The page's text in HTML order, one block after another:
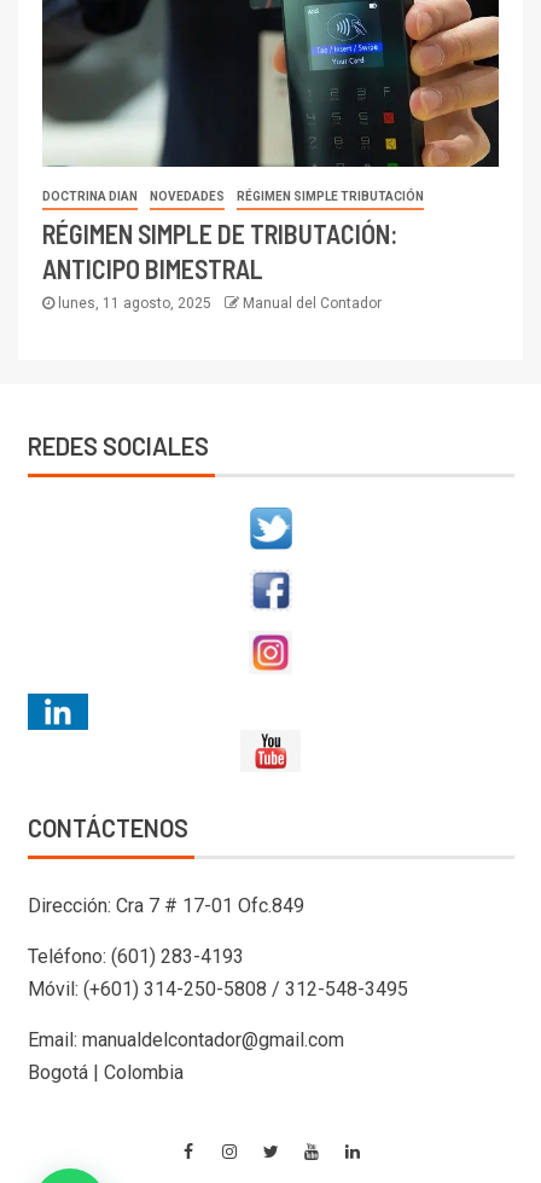
DOCTRINA DIAN NOVEDADES RÉGIMEN SIMPLE TRIBUTACIÓN
RÉGIMEN SIMPLE DE TRIBUTACIÓN:
ANTICIPO BIMESTRAL
lunes, 11 agosto, 2025 Manual del Contador
REDES SOCIALES
CONTÁCTENOS
Dirección: Cra 7 # 17-01 Ofc.849
Teléfono: (601) 283-4193
Móvil: (+601) 314-250-5808 / 312-548-3495
Email: manualdelcontador@gmail.com
Bogotá | Colombia